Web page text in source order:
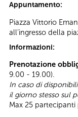
Appuntamento:
Piazza Vittorio
all’ingresso della
Informazioni:
Prenotazione
9.00 - 19.00).
In caso di
il giorno stesso sul
Max 25